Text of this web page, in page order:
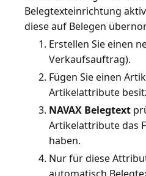
Belegtexteinrichtung
Erstellen Sie einen
Verkaufsauftrag).
Fügen Sie einen
Artikelattribute
NAVAX Belegtext
Artikelattribute das
haben.
Nur für diese